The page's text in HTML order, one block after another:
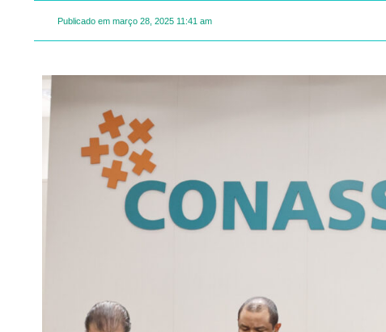
Publicado em março 28, 2025 11:41 am